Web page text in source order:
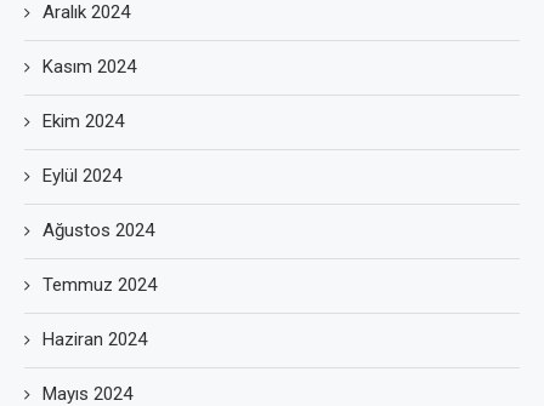
Aralık 2024
Kasım 2024
Ekim 2024
Eylül 2024
Ağustos 2024
Temmuz 2024
Haziran 2024
Mayıs 2024